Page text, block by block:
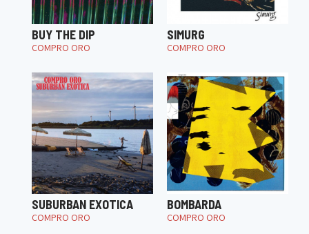
BUY THE DIP
COMPRO ORO
SIMURG
COMPRO ORO
SUBURBAN EXOTICA
COMPRO ORO
BOMBARDA
COMPRO ORO